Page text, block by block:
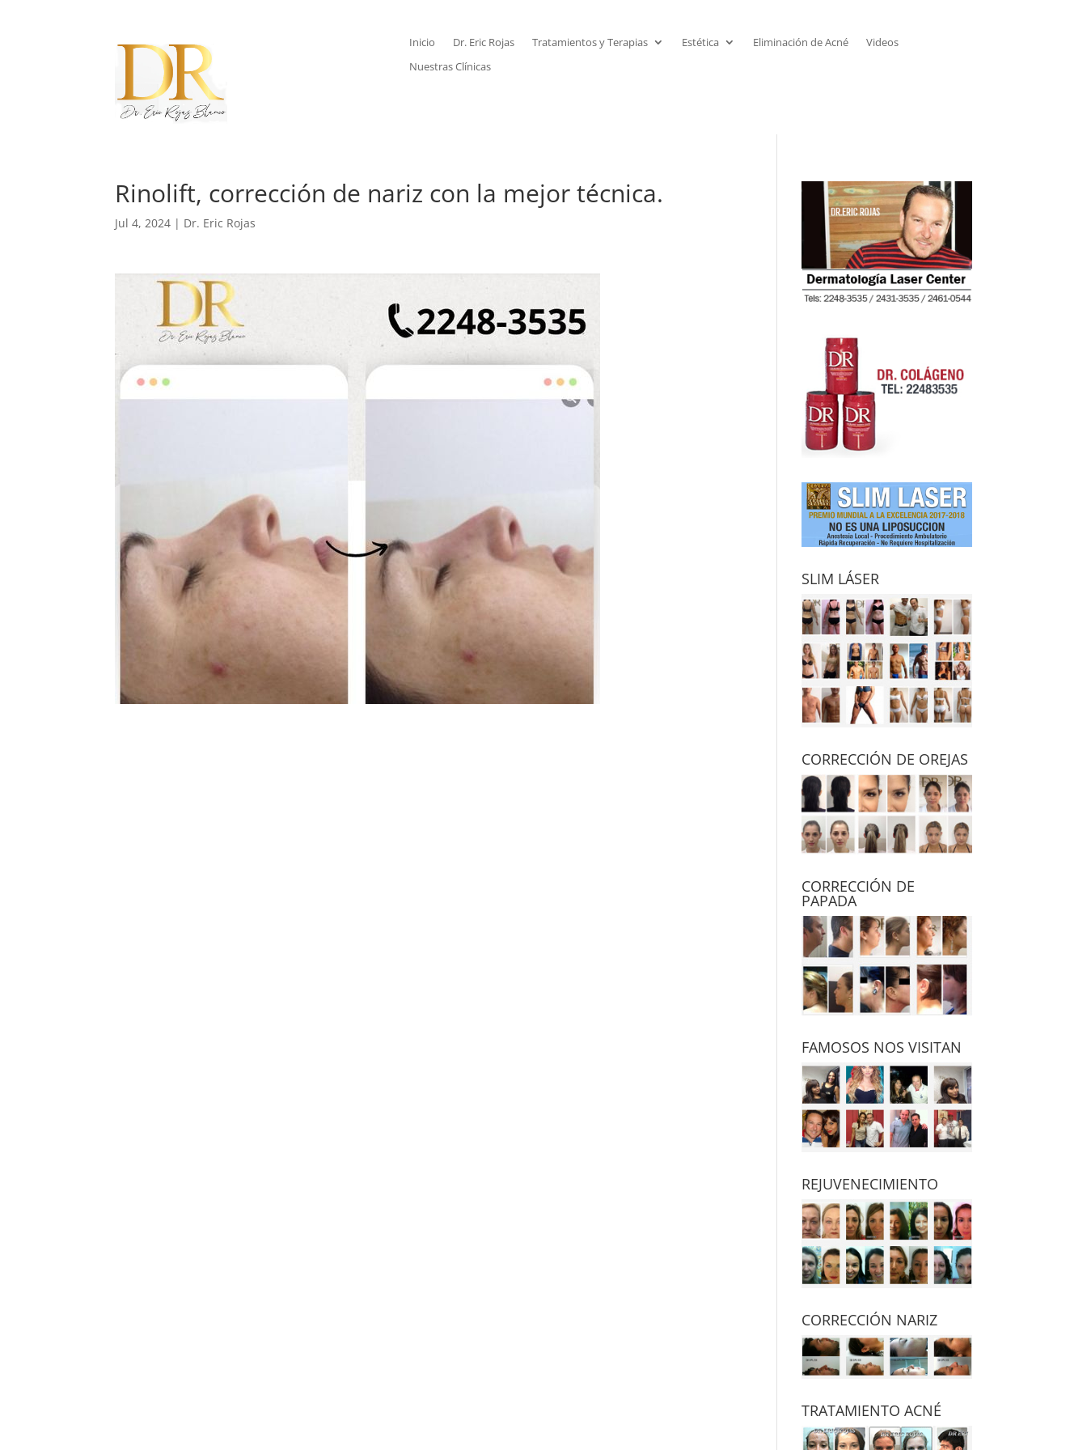
Inicio Dr. Eric Rojas Tratamientos y Terapias Estética Eliminación de Acné
Videos
Nuestras Clínicas
Rinolift, corrección de nariz con la mejor técnica.
Jul 4, 2024| Dr. Eric Rojas
SLIM LÁSER
CORRECCIÓN DE OREJAS
CORRECCIÓN DE
PAPADA
FAMOSOS NOS VISITAN
REJUVENECIMIENTO
CORRECCIÓN NARIZ
TRATAMIENTO ACNÉ